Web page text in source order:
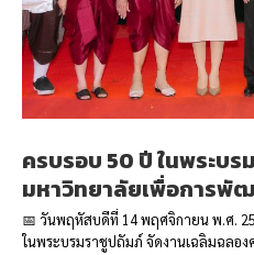
ครบรอบ 50 ปี ในพระบ
มหาวิทยาลัยเพื่อการพั
📅 วันพฤหัสบดีที่ 14 พฤศจิกายน พ.ศ.
ในพระบรมราชูปถัมภ์ จัดงานเฉลิมฉลอ